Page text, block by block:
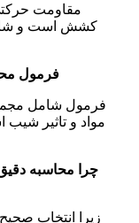
مقاومت
کشش است و
فرمول
فرمول شامل
مواد و تاثیر
چرا محاسبه
زیرا انتخاب